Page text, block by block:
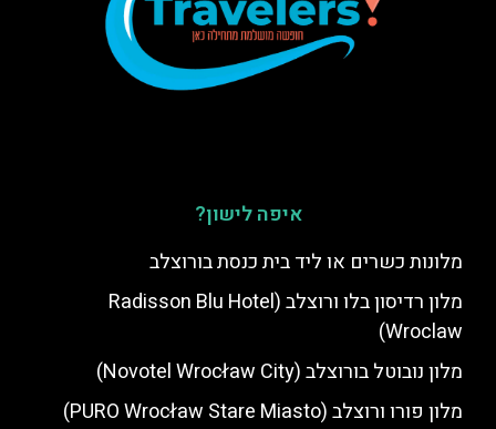
איפה לישון?
מלונות כשרים או ליד בית כנסת בורוצלב
מלון רדיסון בלו ורוצלב (Radisson Blu Hotel
Wroclaw)
מלון נובוטל בורוצלב (Novotel Wrocław City)
מלון פורו ורוצלב (PURO Wrocław Stare Miasto)